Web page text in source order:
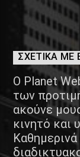
ΣΧΕΤΙΚΑ ΜΕ
Ο Planet
των
ακούνε
κινητό και